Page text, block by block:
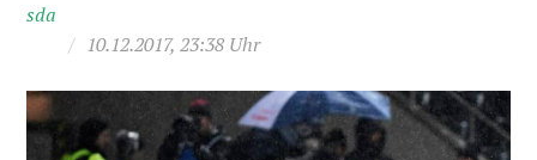
sda
/ 10.12.2017, 23:38 Uhr